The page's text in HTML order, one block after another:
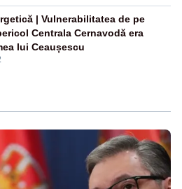
| Vulnerabilitatea de pe
Centrala Cernavodă era
lui Ceaușescu